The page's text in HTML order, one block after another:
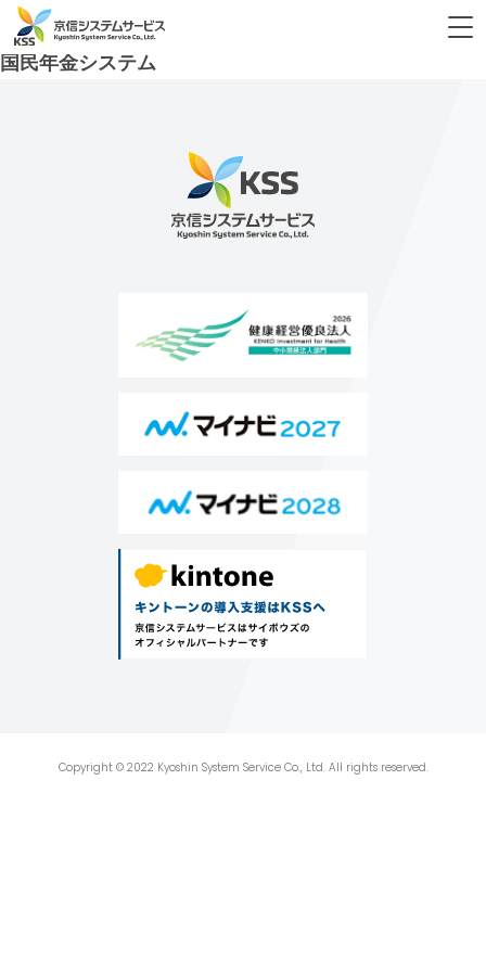
タグ:国民年金保険
国民年金システム
Copyright © 2022 Kyoshin System Service Co., Ltd. All rights reserved.